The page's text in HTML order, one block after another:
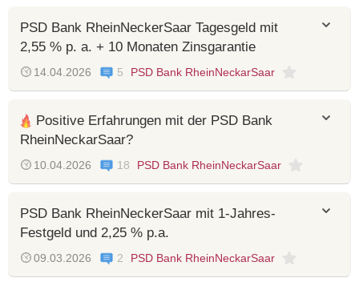
PSD Bank RheinNeckerSaar Tagesgeld mit
2,55 % p. a. + 10 Monaten Zinsgarantie
14.04.2026 5 PSD Bank RheinNeckarSaar
Positive Erfahrungen mit der PSD Bank
RheinNeckarSaar?
10.04.2026 18 PSD Bank RheinNeckarSaar
PSD Bank RheinNeckerSaar mit 1-Jahres-
Festgeld und 2,25 % p.a.
09.03.2026 2 PSD Bank RheinNeckarSaar